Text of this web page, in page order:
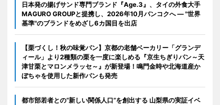
日本発の揚げサンド専門ブランド『Age.3』、タイの外食大手
MAGURO GROUPと提携し、2026年10月バンコクへ ― "世界
基準"のブランドをめざし6カ国目を出店
【栗づくし！秋の味覚パン】京都の老舗ベーカリー「グランデ
ィール」より2種類の栗を一度に楽しめる『京生ちぎりパン～天
津甘栗とマロンメラッセ～』が新登場！鳴門金時や北海道産か
ぼちゃを使用した新作パンも発売
都市部若者との“新しい関係人口”を創出する 山梨県の実証イベ